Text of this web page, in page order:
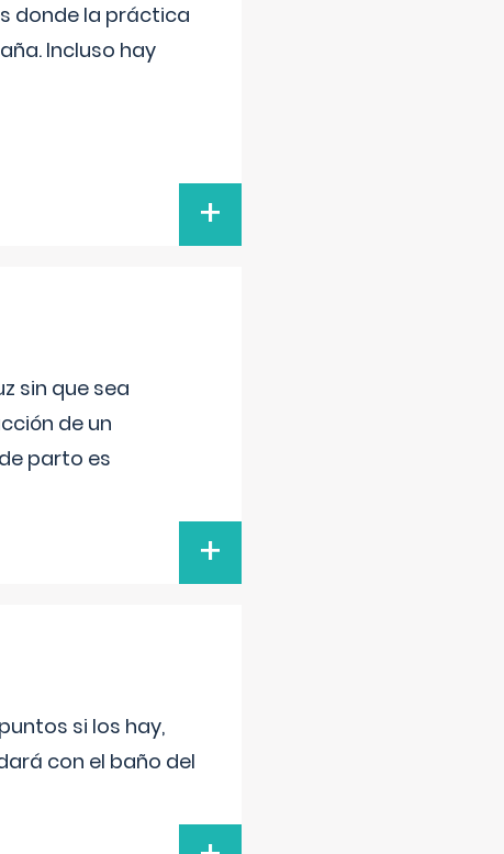
donde la práctica
Incluso hay
+
sin que sea
de un
parto es
+
si los hay,
con el baño del